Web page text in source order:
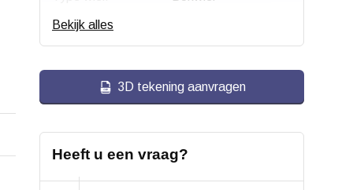
Montage:
Aluminium
Bandage:
Polyurethaan,
gevulkaniseerd
Bekijk alles
3D tekening aanvragen
Heeft u een vraag?